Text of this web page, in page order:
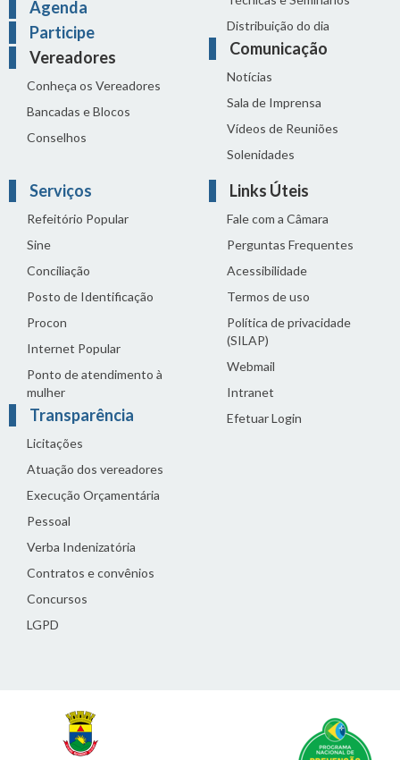
Agenda
Participe
Vereadores
Conheça os Vereadores
Bancadas e Blocos
Conselhos
Distribuição do dia
Comunicação
Notícias
Sala de Imprensa
Vídeos de Reuniões
Solenidades
Serviços
Refeitório Popular
Sine
Conciliação
Posto de Identificação
Procon
Internet Popular
Ponto de atendimento à
mulher
Transparência
Licitações
Atuação dos vereadores
Execução Orçamentária
Pessoal
Verba Indenizatória
Contratos e convênios
Concursos
LGPD
Links Úteis
Fale com a Câmara
Perguntas Frequentes
Acessibilidade
Termos de uso
Política de privacidade
(SILAP)
Webmail
Intranet
Efetuar Login